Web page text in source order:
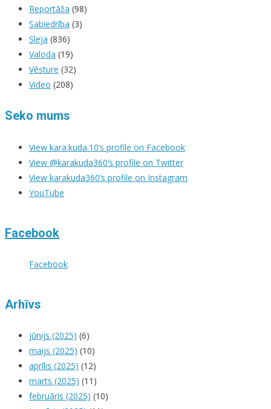
Reportāža (98)
Sabiedrība (3)
Sleja (836)
Valoda (19)
Vēsture (32)
Video (208)
Seko mums
View kara.kuda.10’s profile on Facebook
View @karakuda360’s profile on Twitter
View karakuda360’s profile on Instagram
YouTube
Facebook
Facebook
Arhīvs
jūnijs (2025) (6)
maijs (2025) (10)
aprīlis (2025) (12)
marts (2025) (11)
februāris (2025) (10)